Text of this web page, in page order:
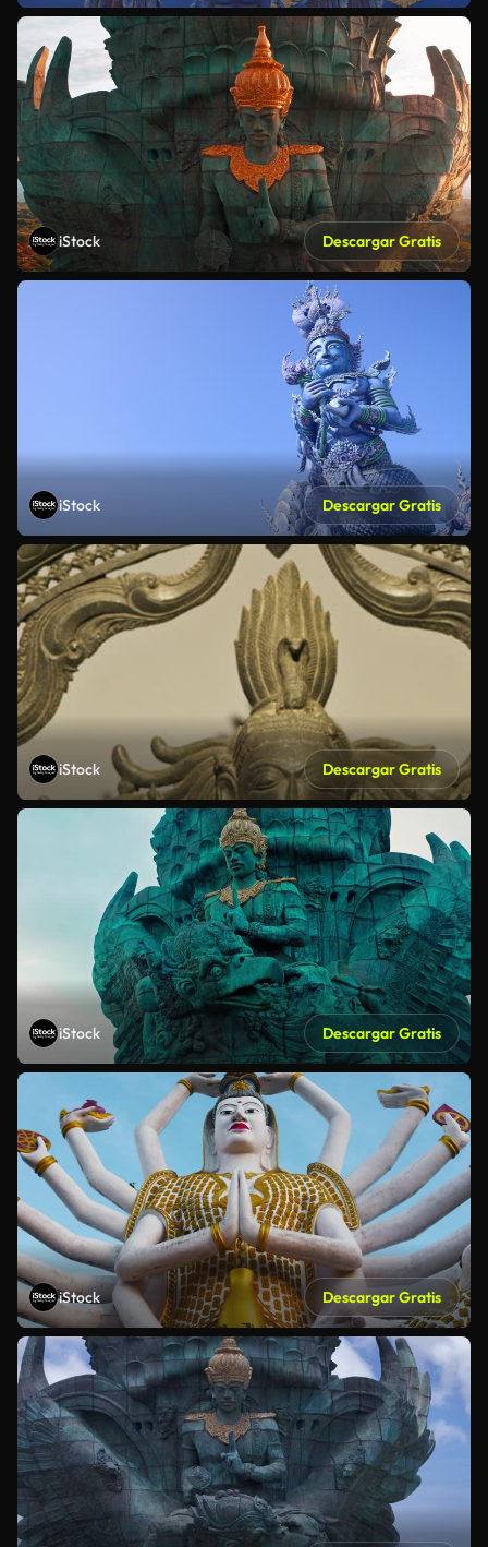
iStock Descargar Gratis
iStock Descargar Gratis
iStock Descargar Gratis
iStock Descargar Gratis
iStock Descargar Gratis